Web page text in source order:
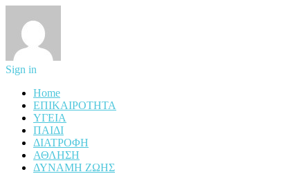
Sign in
Home
ΕΠΙΚΑΙΡΟΤΗΤΑ
ΥΓΕΙΑ
ΠΑΙΔΙ
ΔΙΑΤΡΟΦΗ
ΑΘΛΗΣΗ
ΔΥΝΑΜΗ ΖΩΗΣ